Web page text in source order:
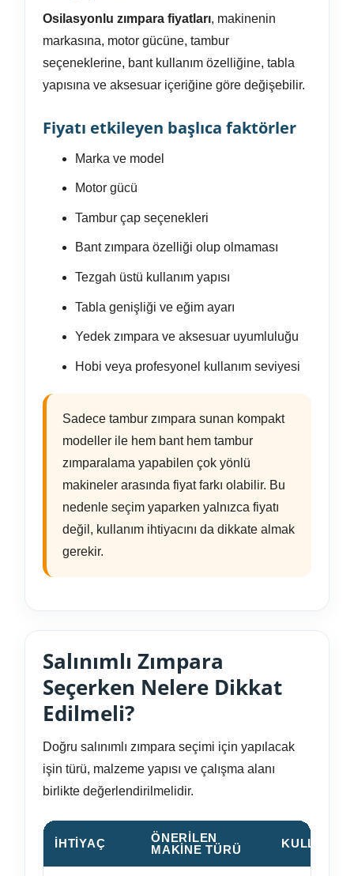
Osilasyonlu zımpara fiyatları, makinenin
markasına, motor gücüne, tambur
seçeneklerine, bant kullanım özelliğine, tabla
yapısına ve aksesuar içeriğine göre değişebilir.
Fiyatı etkileyen başlıca faktörler
Marka ve model
Motor gücü
Tambur çap seçenekleri
Bant zımpara özelliği olup olmaması
Tezgah üstü kullanım yapısı
Tabla genişliği ve eğim ayarı
Yedek zımpara ve aksesuar uyumluluğu
Hobi veya profesyonel kullanım seviyesi
Sadece tambur zımpara sunan kompakt
modeller ile hem bant hem tambur
zımparalama yapabilen çok yönlü
makineler arasında fiyat farkı olabilir. Bu
nedenle seçim yaparken yalnızca fiyatı
değil, kullanım ihtiyacını da dikkate almak
gerekir.
Salınımlı Zımpara
Seçerken Nelere Dikkat
Edilmeli?
Doğru salınımlı zımpara seçimi için yapılacak
işin türü, malzeme yapısı ve çalışma alanı
birlikte değerlendirilmelidir.
İHTIYAÇ
ÖNERILEN
MAKINE TÜRÜ
KULLANIM